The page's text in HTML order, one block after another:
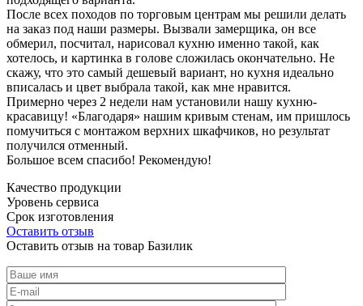
После всех походов по торговым центрам мы решили делать
на заказ под наши размеры. Вызвали замерщика, он все
обмерил, посчитал, нарисовал кухню именно такой, как
хотелось, и картинка в голове сложилась окончательно. Не
скажу, что это самый дешевый вариант, но кухня идеально
вписалась и цвет выбрала такой, как мне нравится.
Примерно через 2 недели нам установили нашу кухню-
красавицу! «Благодаря» нашим кривым стенам, им пришлось
помучиться с монтажом верхних шкафчиков, но результат
получился отменный.
Большое всем спасибо! Рекомендую!
Качество продукции
Уровень сервиса
Срок изготовления
Оставить отзыв
Оставить отзыв на товар Базилик